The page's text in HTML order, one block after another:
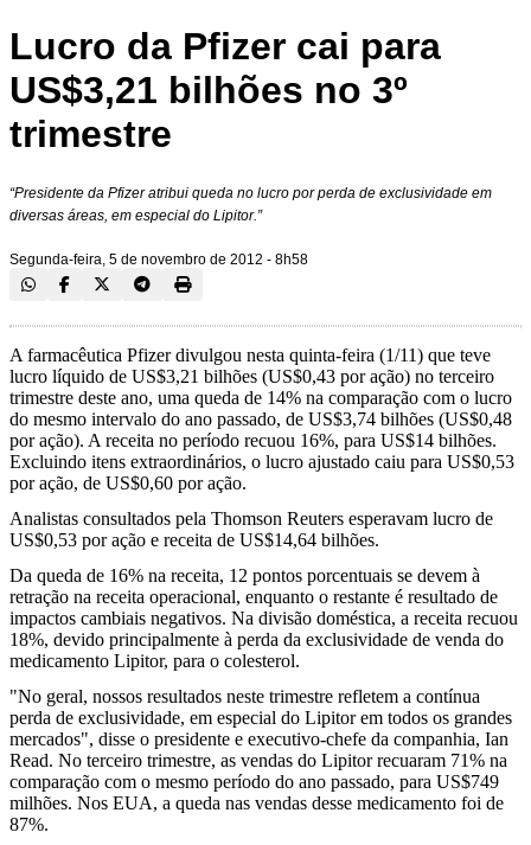
Lucro da Pfizer cai para
US$3,21 bilhões no 3º
trimestre
“Presidente da Pfizer atribui queda no lucro por perda de exclusividade em
diversas áreas, em especial do Lipitor.”
Segunda-feira, 5 de novembro de 2012 - 8h58
A farmacêutica Pfizer divulgou nesta quinta-feira (1/11) que teve
lucro líquido de US$3,21 bilhões (US$0,43 por ação) no terceiro
trimestre deste ano, uma queda de 14% na comparação com o lucro
do mesmo intervalo do ano passado, de US$3,74 bilhões (US$0,48
por ação). A receita no período recuou 16%, para US$14 bilhões.
Excluindo itens extraordinários, o lucro ajustado caiu para US$0,53
por ação, de US$0,60 por ação.
Analistas consultados pela Thomson Reuters esperavam lucro de
US$0,53 por ação e receita de US$14,64 bilhões.
Da queda de 16% na receita, 12 pontos porcentuais se devem à
retração na receita operacional, enquanto o restante é resultado de
impactos cambiais negativos. Na divisão doméstica, a receita recuou
18%, devido principalmente à perda da exclusividade de venda do
medicamento Lipitor, para o colesterol.
"No geral, nossos resultados neste trimestre refletem a contínua
perda de exclusividade, em especial do Lipitor em todos os grandes
mercados", disse o presidente e executivo-chefe da companhia, Ian
Read. No terceiro trimestre, as vendas do Lipitor recuaram 71% na
comparação com o mesmo período do ano passado, para US$749
milhões. Nos EUA, a queda nas vendas desse medicamento foi de
87%.